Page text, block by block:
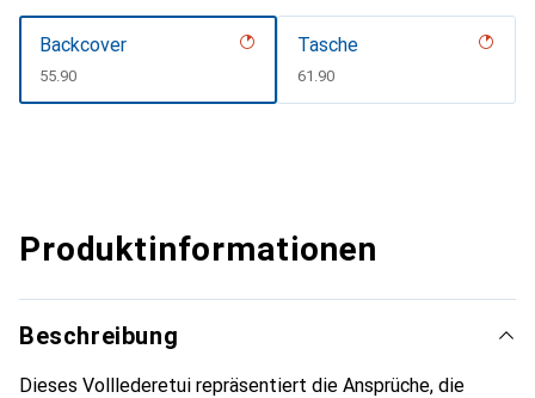
Backcover
CHF
55.90
Tasche
CHF
61.90
Produktinformationen
Beschreibung
Dieses Volllederetui repräsentiert die Ansprüche, die